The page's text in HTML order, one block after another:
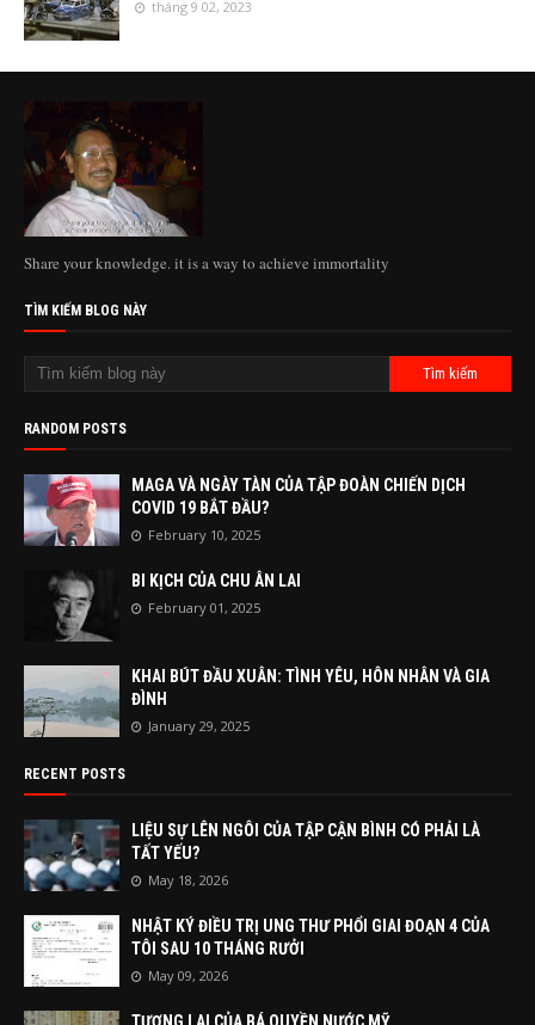
tháng 9 02, 2023
Share your knowledge. it is a way to achieve immortality
TÌM KIẾM BLOG NÀY
RANDOM POSTS
MAGA VÀ NGÀY TÀN CỦA TẬP ĐOÀN CHIẾN DỊCH
COVID 19 BẮT ĐẦU?
February 10, 2025
BI KỊCH CỦA CHU ÂN LAI
February 01, 2025
KHAI BÚT ĐẦU XUÂN: TÌNH YÊU, HÔN NHÂN VÀ GIA
ĐÌNH
January 29, 2025
RECENT POSTS
LIỆU SỰ LÊN NGÔI CỦA TẬP CẬN BÌNH CÓ PHẢI LÀ
TẤT YẾU?
May 18, 2026
NHẬT KÝ ĐIỀU TRỊ UNG THƯ PHỔI GIAI ĐOẠN 4 CỦA
TÔI SAU 10 THÁNG RƯỞI
May 09, 2026